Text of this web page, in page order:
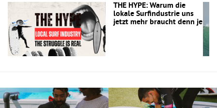
THE HYPE: Warum die
lokale Surfindustrie uns
jetzt mehr braucht denn je